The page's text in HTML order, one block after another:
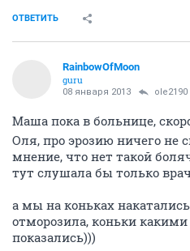
ОТВЕТИТЬ
RainbowOfMoon
guru
08 января 2013 ole2190
Маша пока в больнице,
Оля, про эрозию ничего не
мнение, что нет такой
тут слушала бы только
а мы на коньках
отморозила, коньки
показались)))